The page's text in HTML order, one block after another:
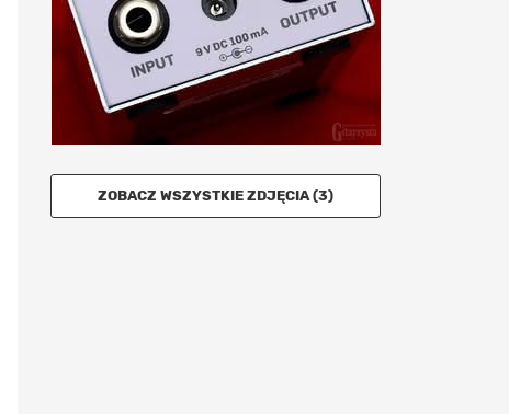
ZOBACZ WSZYSTKIE ZDJĘCIA (3)